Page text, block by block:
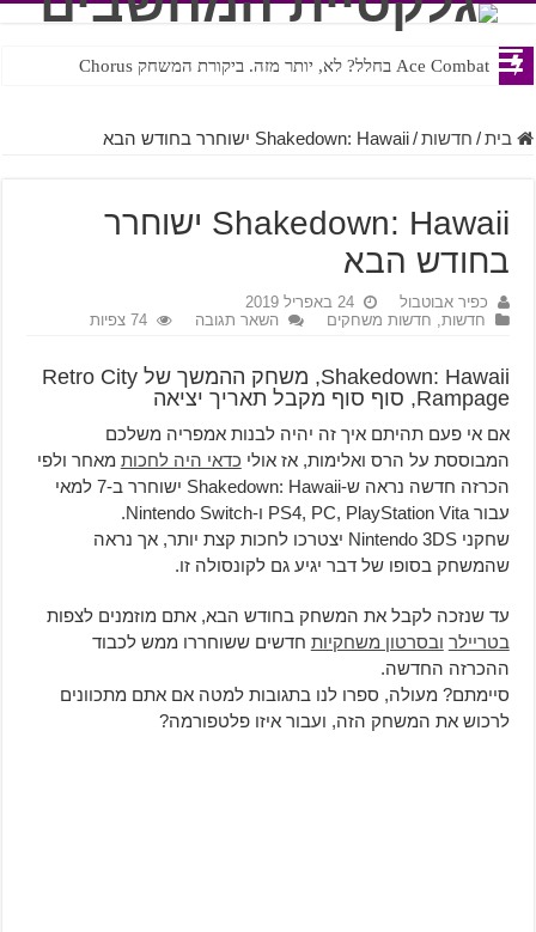
Ace Combat בחלל? לא, יותר מזה. ביקורת המשחק Chorus
Steven Universe והשירים שתורגמו בצורה נוראית לעברית
בית / חדשות / Shakedown: Hawaii ישוחרר בחודש הבא
Shakedown: Hawaii ישוחרר
בחודש הבא
כפיר אבוטבול
24 באפריל 2019
חדשות, חדשות משחקים השאר תגובה 74 צפיות
Shakedown: Hawaii, משחק ההמשך של Retro City
Rampage, סוף סוף מקבל תאריך יציאה
אם אי פעם תהיתם איך זה יהיה לבנות אמפריה משלכם
המבוססת על הרס ואלימות, אז אולי כדאי היה לחכותמאחר ולפי
הכרזה חדשה נראה ש-Shakedown: Hawaii ישוחרר ב-7 למאי
עבור PS4, PC, PlayStation Vita ו-Nintendo Switch.
שחקני Nintendo 3DS יצטרכו לחכות קצת יותר, אך נראה
שהמשחק בסופו של דבר יגיע גם לקונסולה זו.
עד שנזכה לקבל את המשחק בחודש הבא, אתם מוזמנים לצפות
בטריילר ובסרטון משחקיותחדשים ששוחררו ממש לכבוד
ההכרזה החדשה.
סיימתם? מעולה, ספרו לנו בתגובות למטה אם אתם מתכוונים
לרכוש את המשחק הזה, ועבור איזו פלטפורמה?